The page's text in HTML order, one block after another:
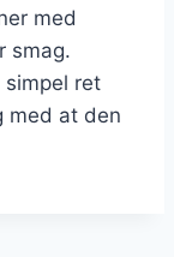
med
smag.
simpel ret
med at den